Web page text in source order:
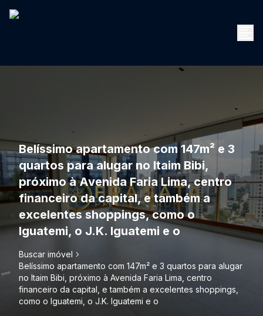
Belíssimo apartamento com 147m² e 3
quartos para alugar no Itaim Bibi,
próximo à Avenida Faria Lima, centro
financeiro da capital, e também a
excelentes shoppings, como o
Iguatemi, o J.K. Iguatemi e o
Buscar imóvel
Belíssimo apartamento com 147m² e 3 quartos para alugar
no Itaim Bibi, próximo à Avenida Faria Lima, centro
financeiro da capital, e também a excelentes shoppings,
como o Iguatemi, o J.K. Iguatemi e o